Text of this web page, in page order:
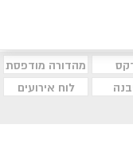
מהדורה מודפסת
לוח אירועים